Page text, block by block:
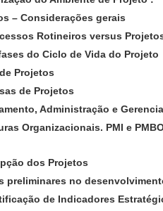
– Considerações gerais
Rotineiros versus
do Ciclo de Vida do Projeto
Projetos
de Projetos
Administração e
Organizacionais. PMI e
dos Projetos
preliminares no
de Indicadores